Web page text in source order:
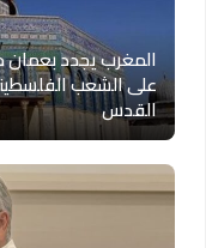
المغرب يجدد بعمان
على الشعب
القدس